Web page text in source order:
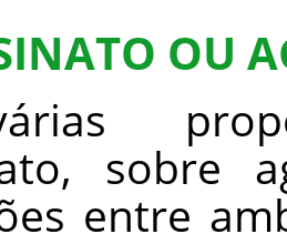
OU
sobre
entre